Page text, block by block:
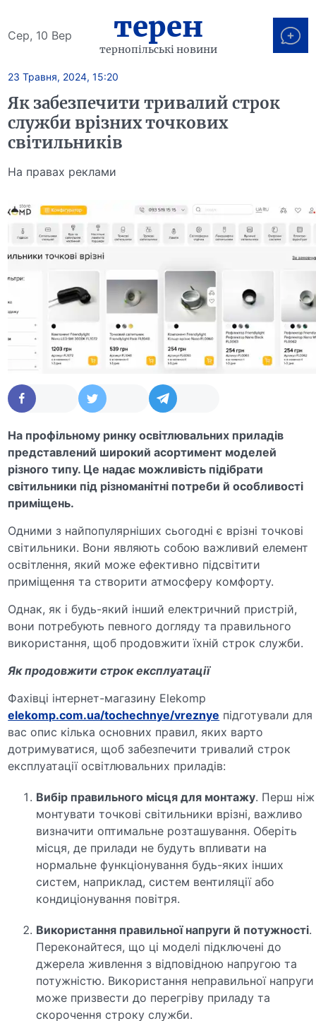
Сер, 10 Вер терен
тернопільські новини
23 Травня, 2024, 15:20
Як забезпечити тривалий строк
служби врізних точкових
світильників
На правах реклами
На профільному ринку освітлювальних приладів
представлений широкий асортимент моделей
різного типу. Це надає можливість підібрати
світильники під різноманітні потреби й особливості
приміщень.
Одними з найпопулярніших сьогодні є врізні точкові
світильники. Вони являють собою важливий елемент
освітлення, який може ефективно підсвітити
приміщення та створити атмосферу комфорту.
Однак, як і будь-який інший електричний пристрій,
вони потребують певного догляду та правильного
використання, щоб продовжити їхній строк служби.
Як продовжити строк експлуатації
Фахівці інтернет-магазину Elekomp
elekomp.com.ua/tochechnye/vreznye підготували для
вас опис кілька основних правил, яких варто
дотримуватися, щоб забезпечити тривалий строк
експлуатації освітлювальних приладів:
Вибір правильного місця для монтажу. Перш ніж
монтувати точкові світильники врізні, важливо
визначити оптимальне розташування. Оберіть
місця, де прилади не будуть впливати на
нормальне функціонування будь-яких інших
систем, наприклад, систем вентиляції або
кондиціонування повітря.
Використання правильної напруги й потужності.
Переконайтеся, що ці моделі підключені до
джерела живлення з відповідною напругою та
потужністю. Використання неправильної напруги
може призвести до перегріву приладу та
скорочення строку служби.